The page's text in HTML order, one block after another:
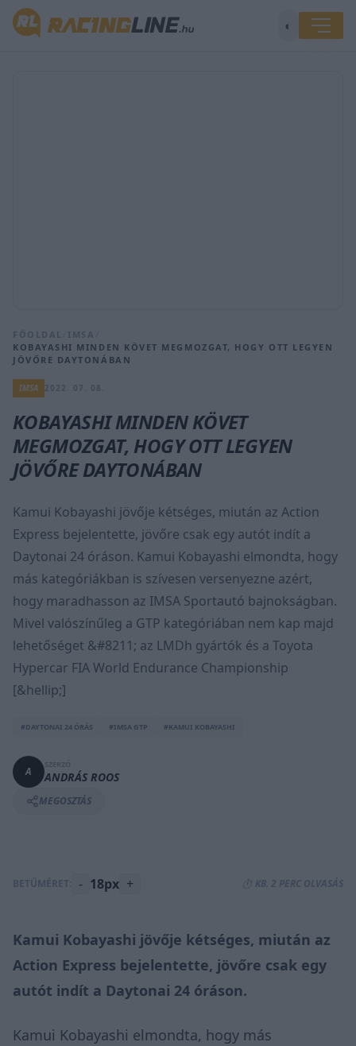
◐
FŐOLDAL IMSA
KOBAYASHI MINDEN KÖVET MEGMOZGAT, HOGY OTT LEGYEN
JÖVŐRE DAYTONÁBAN
IMSA
KOBAYASHI MINDEN KÖVET
MEGMOZGAT, HOGY OTT LEGYEN
JÖVŐRE DAYTONÁBAN
Kamui Kobayashi jövője kétséges, miután az Action
Express bejelentette, jövőre csak egy autót indít a
Daytonai 24 óráson. Kamui Kobayashi elmondta, hogy
más kategóriákban is szívesen versenyezne azért,
hogy maradhasson az IMSA Sportautó bajnokságban.
Mivel valószínűleg a GTP kategóriában nem kap majd
lehetőséget &#8211; az LMDh gyártók és a Toyota
Hypercar FIA World Endurance Championship
[&hellip;]
#DAYTONAI 24 ÓRÁS #IMSA GTP #KAMUI KOBAYASHI
A ANDRÁS ROOS
MEGOSZTÁS
BETŰMÉRET: - 18px + ⏱️ KB. 2 PERC OLVASÁS
Kamui Kobayashi jövője kétséges, miután az
Action Express bejelentette, jövőre csak egy
autót indít a Daytonai 24 óráson.
Kamui Kobayashi elmondta, hogy más